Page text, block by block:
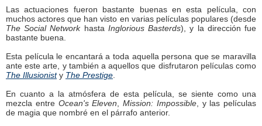
Las actuaciones fueron bastante buenas en esta película, con
muchos actores que han visto en varias películas populares (desde
The Social Networkhasta Inglorious Basterds), y la dirección fue
bastante buena.
Esta película le encantará a toda aquella persona que se maravilla
ante este arte, y también a aquellos que disfrutaron películas como
The Illusionisty The Prestige
En cuanto a la atmósfera de esta película, se siente como una
mezcla entre Ocean's Eleven Mission: Impossible, y las películas
de magia que nombré en el párrafo anterior.